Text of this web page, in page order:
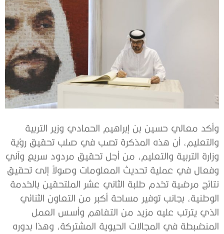
وأكد معالي حسين بن إبراهيم الحمادي وزير التربية
والتعليم، أن هذه المذكرة تصب في صلب تحقيق رؤية
وزارة التربية والتعليم، من أجل تحقيق مردود سريع وآني
وفعال في عملية تحديث المعلومات وصولاً إلى تحقيق
نتائج مرضية تخدم طلبة الثاني عشر الملتحقين بالخدمة
الوطنية، بجانب توفير مساحة أكبر من التعاون الثنائي
الذي يترتب عليه مزيد من التفاهم وأسس العمل
المنضبطة في المجالات الحيوية المشتركة، وهذا بدوره